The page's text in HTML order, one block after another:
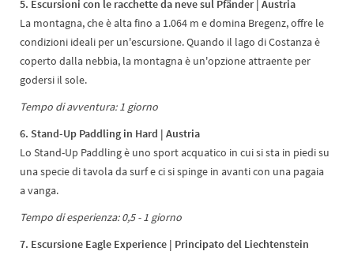
5. Escursioni con le racchette da neve sul Pfänder | Austria
La montagna, che è alta fino a 1.064 m e domina Bregenz, offre le
condizioni ideali per un'escursione. Quando il lago di Costanza è
coperto dalla nebbia, la montagna è un'opzione attraente per
godersi il sole.
Tempo di avventura: 1 giorno
6. Stand-Up Paddling in Hard | Austria
Lo Stand-Up Paddling è uno sport acquatico in cui si sta in piedi su
una specie di tavola da surf e ci si spinge in avanti con una pagaia
a vanga.
Tempo di esperienza: 0,5 - 1 giorno
7. Escursione Eagle Experience | Principato del Liechtenstein